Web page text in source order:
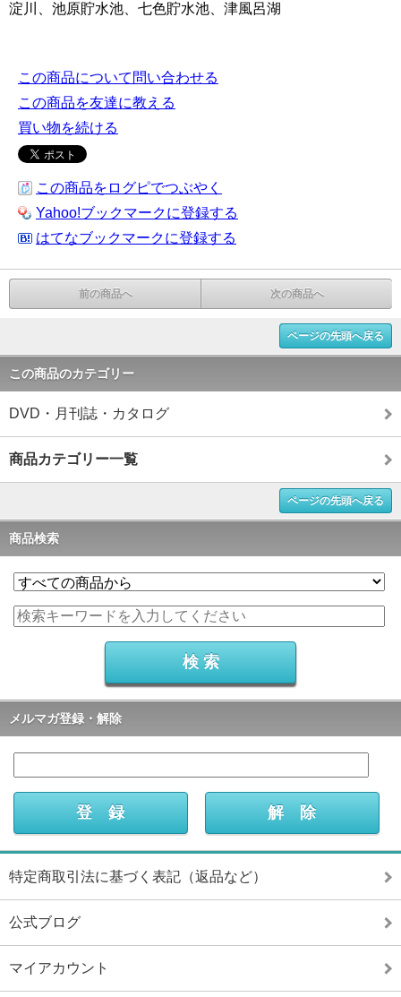
淀川、池原貯水池、七色貯水池、津風呂湖
この商品について問い合わせる
この商品を友達に教える
買い物を続ける
この商品をログピでつぶやく
Yahoo!ブックマークに登録する
はてなブックマークに登録する
前の商品へ 次の商品へ
ページの先頭へ戻る
この商品のカテゴリー
DVD・月刊誌・カタログ
商品カテゴリー一覧
ページの先頭へ戻る
商品検索
メルマガ登録・解除
特定商取引法に基づく表記（返品など）
公式ブログ
マイアカウント